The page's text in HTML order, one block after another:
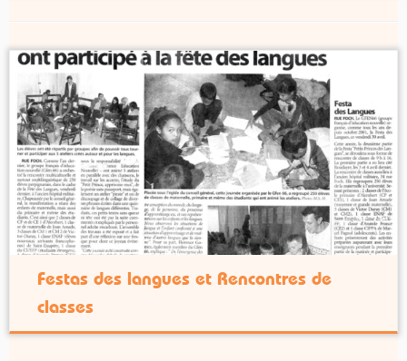
Festas des langues et Rencontres de
classes